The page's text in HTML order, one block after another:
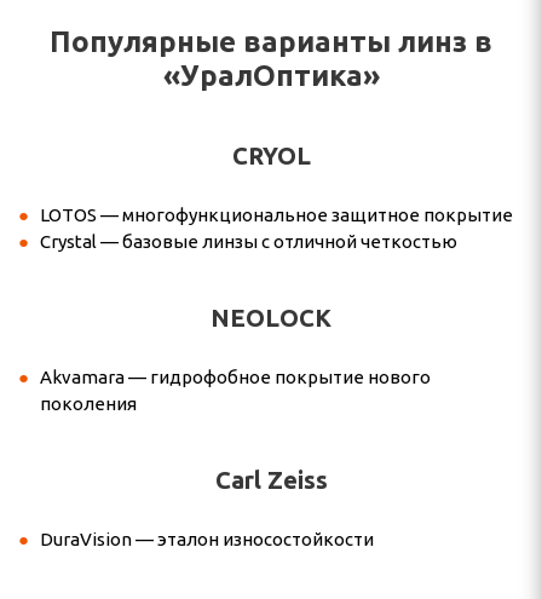
Популярные варианты линз в
«УралОптика»
CRYOL
LOTOS — многофункциональное защитное покрытие
Crystal — базовые линзы с отличной четкостью
NEOLOCK
Akvamara — гидрофобное покрытие нового
поколения
Carl Zeiss
DuraVision — эталон износостойкости